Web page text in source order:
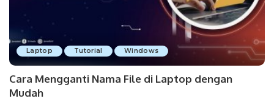
Laptop Tutorial Windows
Cara Mengganti Nama File di Laptop dengan
Mudah